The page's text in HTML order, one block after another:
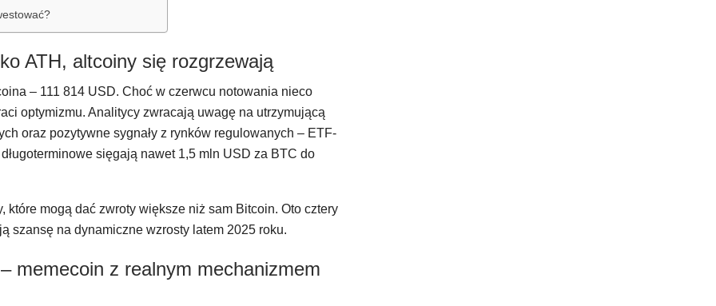
ATH, altcoiny się rozgrzewają
– 111 814 USD. Choć w czerwcu notowania nieco
optymizmu. Analitycy zwracają uwagę na utrzymującą
oraz pozytywne sygnały z rynków regulowanych – ETF-
sięgają nawet 1,5 mln USD za BTC do
mogą dać zwroty większe niż sam Bitcoin. Oto cztery
szansę na dynamiczne wzrosty latem 2025 roku.
memecoin z realnym mechanizmem